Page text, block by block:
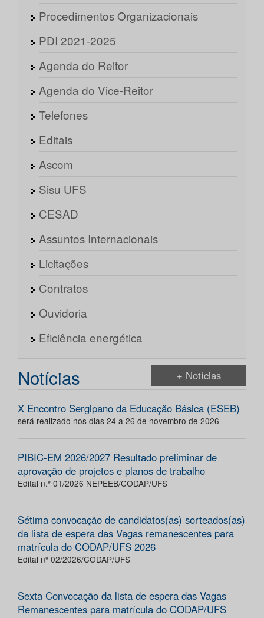
Procedimentos Organizacionais
PDI 2021-2025
Agenda do Reitor
Agenda do Vice-Reitor
Telefones
Editais
Ascom
Sisu UFS
CESAD
Assuntos Internacionais
Licitações
Contratos
Ouvidoria
Eficiência energética
Notícias + Notícias
X Encontro Sergipano da Educação Básica (ESEB)
será realizado nos dias 24 a 26 de novembro de 2026
PIBIC-EM 2026/2027 Resultado preliminar de
aprovação de projetos e planos de trabalho
Edital n.º 01/2026 NEPEEB/CODAP/UFS
Sétima convocação de candidatos(as) sorteados(as)
da lista de espera das Vagas remanescentes para
matrícula do CODAP/UFS 2026
Edital nº 02/2026/CODAP/UFS
Sexta Convocação da lista de espera das Vagas
Remanescentes para matrícula do CODAP/UFS